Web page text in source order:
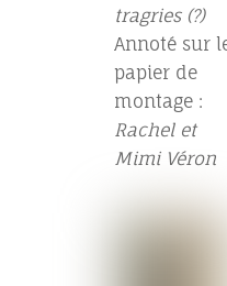
tragries (?)
Annoté sur
papier de
montage :
Rachel et
Mimi Véron